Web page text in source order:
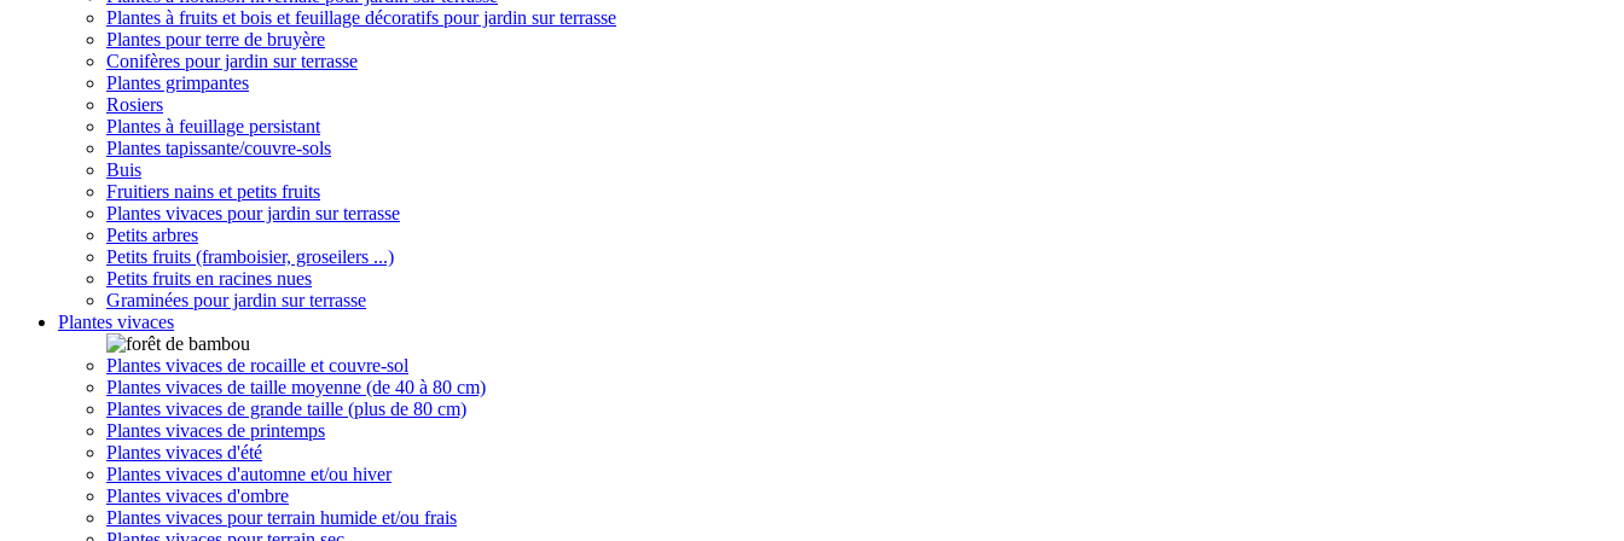
Plantes à fruits et bois et feuillage décoratifs pour jardin sur terrasse
Plantes pour terre de bruyère
Conifères pour jardin sur terrasse
Plantes grimpantes
Rosiers
Plantes à feuillage persistant
Plantes tapissante/couvre-sols
Buis
Fruitiers nains et petits fruits
Plantes vivaces pour jardin sur terrasse
Petits arbres
Petits fruits (framboisier, groseilers ...)
Petits fruits en racines nues
Graminées pour jardin sur terrasse
Plantes vivaces
Plantes vivaces de rocaille et couvre-sol
Plantes vivaces de taille moyenne (de 40 à 80 cm)
Plantes vivaces de grande taille (plus de 80 cm)
Plantes vivaces de printemps
Plantes vivaces d'été
Plantes vivaces d'automne et/ou hiver
Plantes vivaces d'ombre
Plantes vivaces pour terrain humide et/ou frais